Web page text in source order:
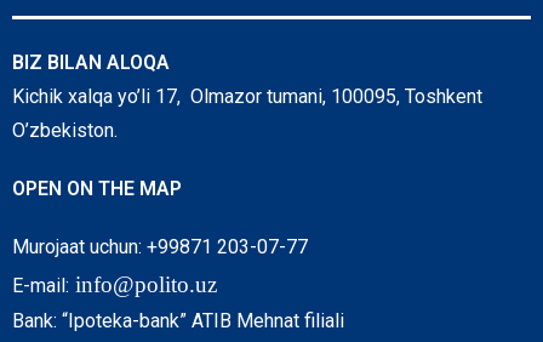
BIZ BILAN ALOQA
Kichik xalqa yo’li 17, Olmazor tumani, 100095, Toshkent
O’zbekiston.
OPEN ON THE MAP
Murojaat uchun: +99871 203-07-77
E-mail: info@polito.uz
Bank: “Ipoteka-bank” ATIB Mehnat filiali